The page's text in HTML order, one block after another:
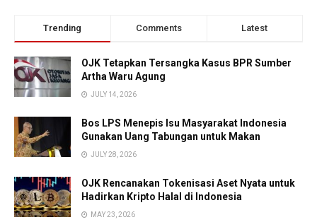
Trending Comments Latest
OJK Tetapkan Tersangka Kasus BPR Sumber
Artha Waru Agung
JULY 14, 2026
Bos LPS Menepis Isu Masyarakat Indonesia
Gunakan Uang Tabungan untuk Makan
JULY 28, 2026
OJK Rencanakan Tokenisasi Aset Nyata untuk
Hadirkan Kripto Halal di Indonesia
MAY 23, 2026